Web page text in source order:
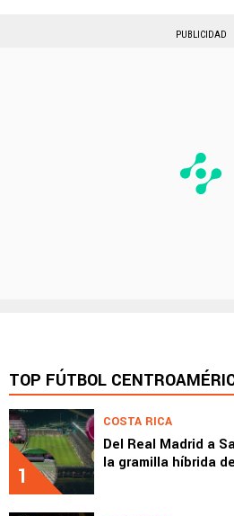
PUBLICIDAD
TOP FÚTBOL
1
COSTA RICA
Del Real Madrid a
la gramilla híbrida